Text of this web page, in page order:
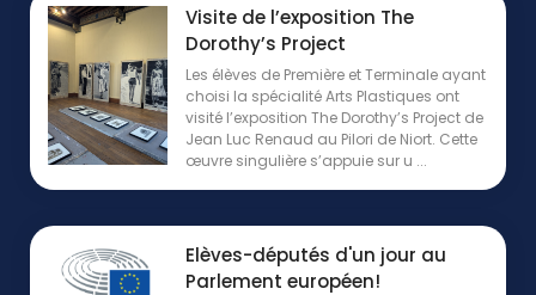
Visite de l’exposition The
Dorothy’s Project
Les élèves de Première et Terminale ayant
choisi la spécialité Arts Plastiques ont
visité l’exposition The Dorothy’s Project de
Jean Luc Renaud au Pilori de Niort. Cette
œuvre singulière s’appuie sur u ...
Elèves-députés d'un jour au
Parlement européen!